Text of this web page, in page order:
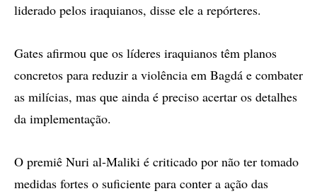
liderado pelos iraquianos, disse ele a repórteres.
Gates afirmou que os líderes iraquianos têm planos
concretos para reduzir a violência em Bagdá e combater
as milícias, mas que ainda é preciso acertar os detalhes
da implementação.
O premiê Nuri al-Maliki é criticado por não ter tomado
medidas fortes o suficiente para conter a ação das